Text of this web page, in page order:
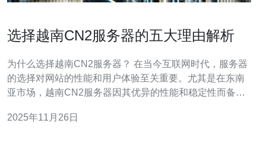
选择越南CN2服务器的五大理由解析
为什么选择越南CN2服务器？ 在当今互联网时代，服务器
的选择对网站的性能和用户体验至关重要。尤其是在东南
亚市场，越南CN2服务器因其优异的性能和稳定性而备受
让您在选择时更加明智。 1. 卓越的网络速度 选择越南CN2
2025年11月26日